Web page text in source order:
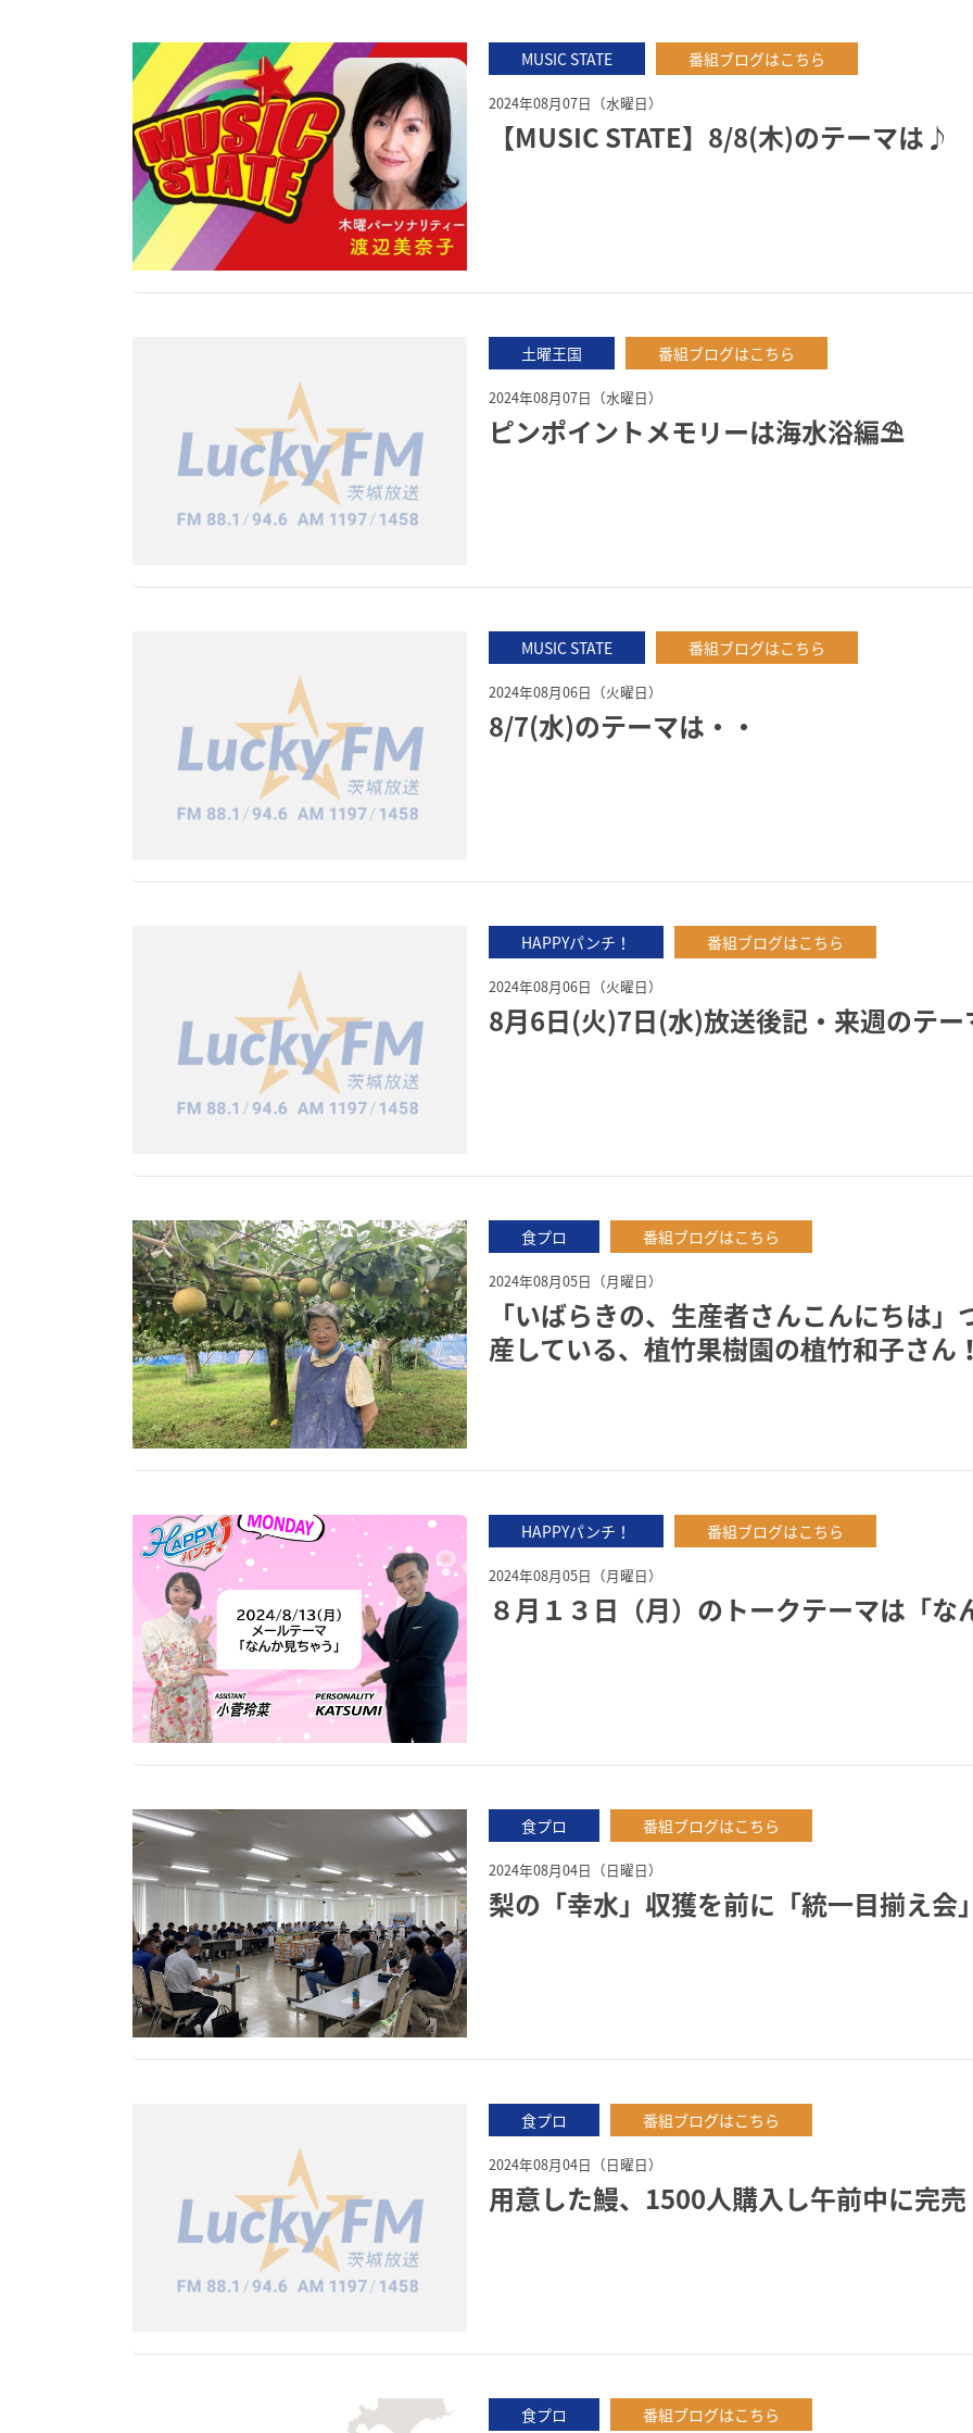
MUSIC STATE 番組ブログはこちら
2024年08月07日（水曜日）
【MUSIC STATE】8/8(木)のテーマは♪
土曜王国 番組ブログはこちら
2024年08月07日（水曜日）
ピンポイントメモリーは海水浴編⛱️
MUSIC STATE 番組ブログはこちら
2024年08月06日（火曜日）
8/7(水)のテーマは・・
HAPPYパンチ！ 番組ブログはこちら
2024年08月06日（火曜日）
8月6日(火)7日(水)放送後記・来週のテー
食プロ 番組ブログはこちら
2024年08月05日（月曜日）
「いばらきの、生産者さんこんにちは
産している、植竹果樹園の植竹和子さん！
HAPPYパンチ！ 番組ブログはこちら
2024年08月05日（月曜日）
８月１３日（月）のトークテーマは「な
食プロ 番組ブログはこちら
2024年08月04日（日曜日）
梨の「幸水」収獲を前に「統一目揃え会」
食プロ 番組ブログはこちら
2024年08月04日（日曜日）
用意した鰻、1500人購入し午前中に完
食プロ 番組ブログはこちら